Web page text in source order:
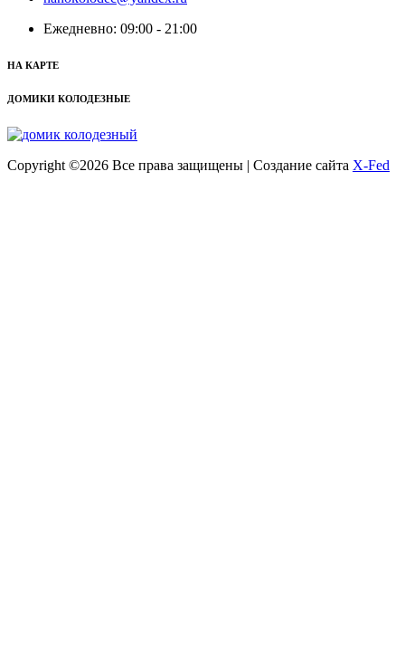
Ежедневно: 09:00 - 21:00
НА КАРТЕ
ДОМИКИ КОЛОДЕЗНЫЕ
Copyright ©2026 Все права защищены | Создание сайта X-Fed